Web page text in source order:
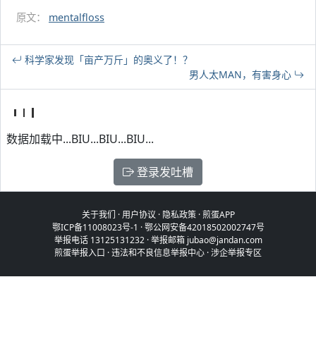
原文： mentalfloss
科学家发现「亩产万斤」的奥义了！？
男人太MAN，有害身心
数据加载中...BIU...BIU...BIU...
登录发吐槽
关于我们 ·用户协议 · 隐私政策·煎蛋APP
鄂ICP备11008023号-1 ·鄂公网安备42018502002747号
举报电话 13125131232 · 举报邮箱 jubao@jandan.com
煎蛋举报入口 ·违法和不良信息举报中心 ·涉企举报专区